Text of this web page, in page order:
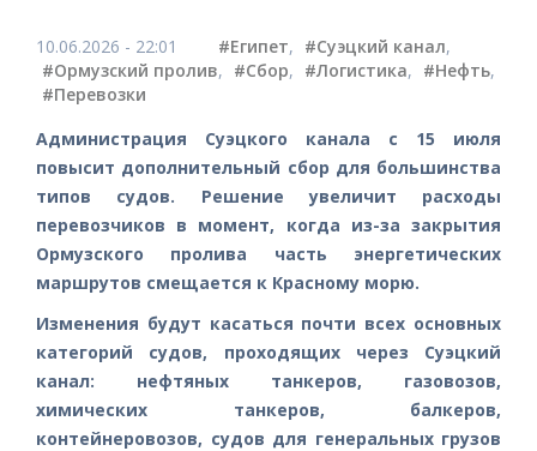
10.06.2026 - 22:01 #Египет, #Суэцкий канал,
#Ормузский пролив, #Сбор, #Логистика, #Нефть,
#Перевозки
Администрация Суэцкого канала с 15 июля
повысит дополнительный сбор для большинства
типов судов. Решение увеличит расходы
перевозчиков в момент, когда из-за закрытия
Ормузского пролива часть энергетических
маршрутов смещается к Красному морю.
Изменения будут касаться почти всех основных
категорий судов, проходящих через Суэцкий
канал: нефтяных танкеров, газовозов,
химических танкеров, балкеров,
контейнеровозов, судов для генеральных грузов